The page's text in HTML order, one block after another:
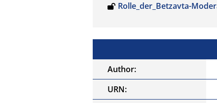
Rolle_der_Betzavta-
Author:
URN: